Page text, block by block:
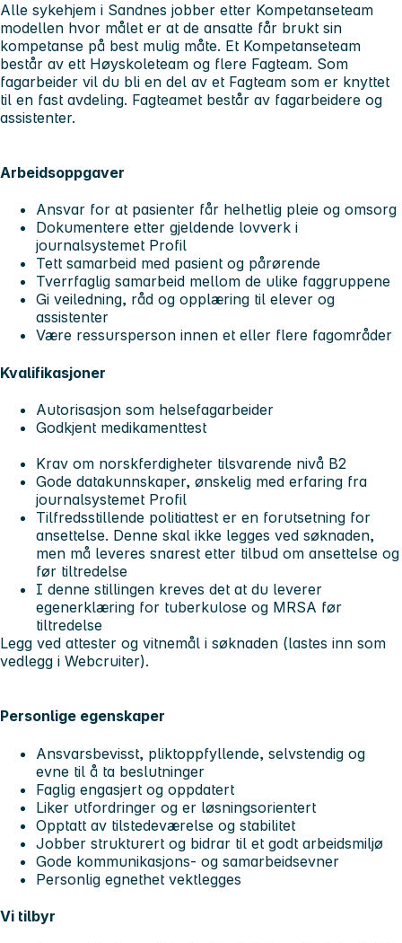
Alle sykehjem i Sandnes jobber etter Kompetanseteam
modellen hvor målet er at de ansatte får brukt sin
kompetanse på best mulig måte. Et Kompetanseteam
består av ett Høyskoleteam og flere Fagteam. Som
fagarbeider vil du bli en del av et Fagteam som er knyttet
til en fast avdeling. Fagteamet består av fagarbeidere og
assistenter.
Arbeidsoppgaver
Ansvar for at pasienter får helhetlig pleie og omsorg
Dokumentere etter gjeldende lovverk i
journalsystemet Profil
Tett samarbeid med pasient og pårørende
Tverrfaglig samarbeid mellom de ulike faggruppene
Gi veiledning, råd og opplæring til elever og
assistenter
Være ressursperson innen et eller flere fagområder
Kvalifikasjoner
Autorisasjon som helsefagarbeider
Godkjent medikamenttest
Krav om norskferdigheter tilsvarende nivå B2
Gode datakunnskaper, ønskelig med erfaring fra
journalsystemet Profil
Tilfredsstillende politiattest er en forutsetning for
ansettelse. Denne skal ikke legges ved søknaden,
men må leveres snarest etter tilbud om ansettelse og
før tiltredelse
I denne stillingen kreves det at du leverer
egenerklæring for tuberkulose og MRSA før
tiltredelse
Legg ved attester og vitnemål i søknaden (lastes inn som
vedlegg i Webcruiter).
Personlige egenskaper
Ansvarsbevisst, pliktoppfyllende, selvstendig og
evne til å ta beslutninger
Faglig engasjert og oppdatert
Liker utfordringer og er løsningsorientert
Opptatt av tilstedeværelse og stabilitet
Jobber strukturert og bidrar til et godt arbeidsmiljø
Gode kommunikasjons- og samarbeidsevner
Personlig egnethet vektlegges
Vi tilbyr